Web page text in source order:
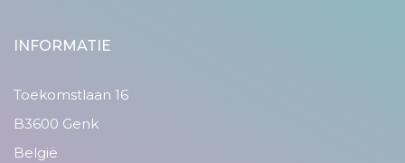
INFORMATIE
Toekomstlaan 16
B3600 Genk
België